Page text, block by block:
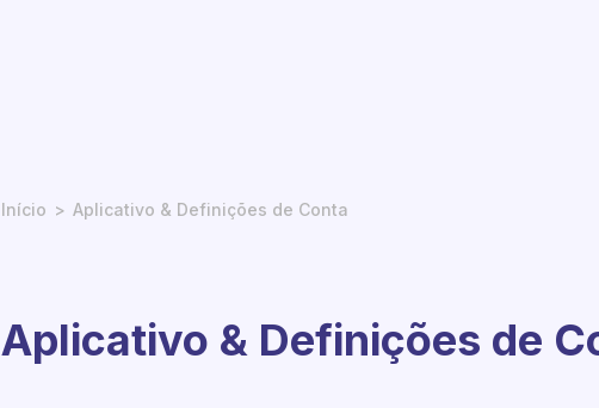
Início Aplicativo & Definições de Conta
Aplicativo & Definições de